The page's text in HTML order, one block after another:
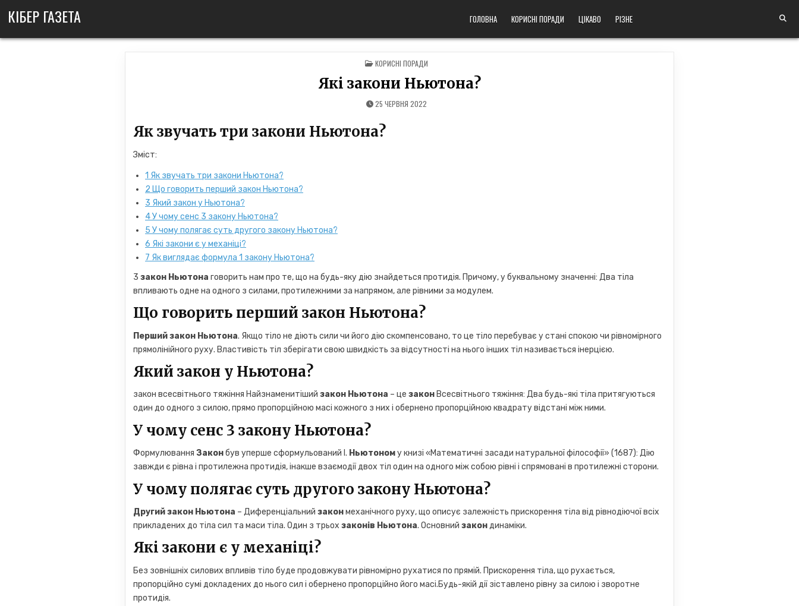
КІБЕР ГАЗЕТА ГОЛОВНА КОРИСНІ ПОРАДИ ЦІКАВО РІЗНЕ
POSTED
IN
КОРИСНІ ПОРАДИ
Які закони Ньютона?
25 ЧЕРВНЯ 2022
Як звучать три закони Ньютона?
Зміст:
1 Як звучать три закони Ньютона?
2 Що говорить перший закон Ньютона?
3 Який закон у Ньютона?
4У чому сенс 3 закону Ньютона?
5 У чому полягає суть другого закону Ньютона?
6 Які закони є у механіці?
7 Як виглядає формула 1 закону Ньютона?
3 закон Ньютона говорить нам про те, що на будь-яку дію знайдеться протидія. Причому, у буквальному значенні: Два тіла
впливають одне на одного з силами, протилежними за напрямом, але рівними за модулем.
Що говорить перший закон Ньютона?
Перший закон Ньютона. Якщо тіло не діють сили чи його дію скомпенсовано, то це тіло перебуває у стані спокою чи рівномірного
прямолінійного руху. Властивість тіл зберігати свою швидкість за відсутності на нього інших тіл називається інерцією.
Який закон у Ньютона?
закон всесвітнього тяжіння Найзнаменитіший закон Ньютона – це закон Всесвітнього тяжіння: Два будь-які тіла притягуються
один до одного з силою, прямо пропорційною масі кожного з них і обернено пропорційною квадрату відстані між ними.
У чому сенс 3 закону Ньютона?
Формулювання Законбув уперше сформульований І. Ньютоному книзі «Математичні засади натуральної філософії» (1687): Дію
завжди є рівна і протилежна протидія, інакше взаємодії двох тіл один на одного між собою рівні і спрямовані в протилежні сторони.
У чому полягає суть другого закону Ньютона?
Другий закон Ньютона – Диференціальний законмеханічного руху, що описує залежність прискорення тіла від рівнодіючої всіх
прикладених до тіла сил та маси тіла. Один з трьох законів Ньютона. Основний закондинаміки.
Які закони є у механіці?
Без зовнішніх силових впливів тіло буде продовжувати рівномірно рухатися по прямій. Прискорення тіла, що рухається,
пропорційно сумі докладених до нього сил і обернено пропорційно його масі.Будь-якій дії зіставлено рівну за силою і зворотне
протидія.